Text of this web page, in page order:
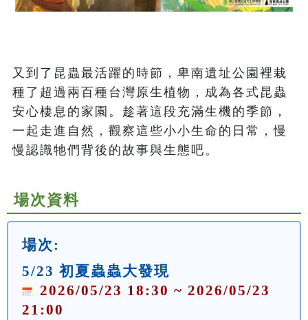
又到了昆蟲最活躍的時節，卑南遺址公園裡栽
種了超過兩百種台灣原生植物，成為各式昆蟲
安心棲息的家園。趁著這段充滿生機的季節，
一起走進自然，觀察這些小小生命的日常，慢
慢認識牠們背後的故事與生態吧。
場次資料
場次:
5/23 初夏蟲蟲大發現
2026/05/23 18:30 ~ 2026/05/23
21:00